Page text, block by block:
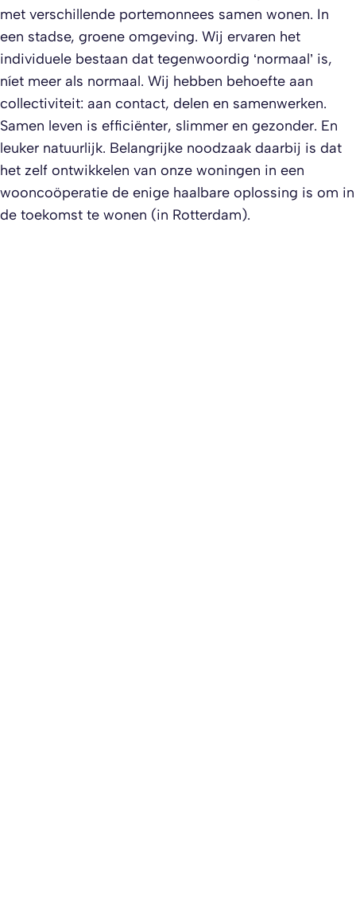
met verschillende portemonnees samen wonen. In
een stadse, groene omgeving. Wij ervaren het
individuele bestaan dat tegenwoordig ‘normaal’ is,
níet meer als normaal. Wij hebben behoefte aan
collectiviteit: aan contact, delen en samenwerken.
Samen leven is efficiënter, slimmer en gezonder. En
leuker natuurlijk. Belangrijke noodzaak daarbij is dat
het zelf ontwikkelen van onze woningen in een
wooncoöperatie de enige haalbare oplossing is om in
de toekomst te wonen (in Rotterdam).